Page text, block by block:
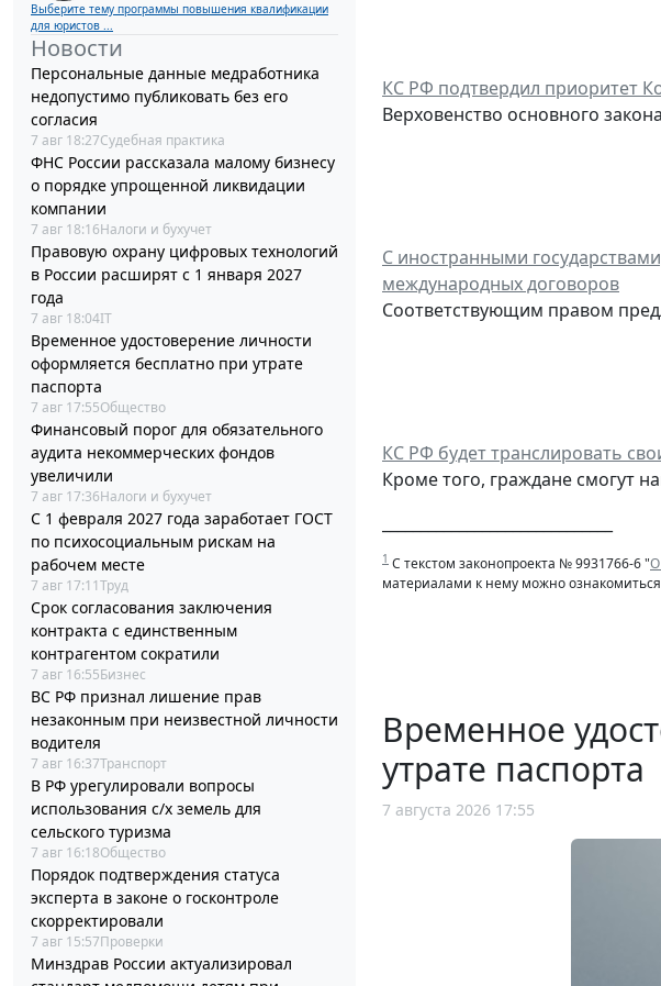
Выберите тему программы повышения квалификации
для юристов ...
Новости
Персональные данные медработника
недопустимо публиковать без его
согласия
7 авг 18:27Судебная практика
ФНС России рассказала малому бизнесу
о порядке упрощенной ликвидации
компании
7 авг 18:16Налоги и бухучет
Правовую охрану цифровых технологий
в России расширят с 1 января 2027
года
7 авг 18:04IT
Временное удостоверение личности
оформляется бесплатно при утрате
паспорта
7 авг 17:55Общество
Финансовый порог для обязательного
аудита некоммерческих фондов
увеличили
7 авг 17:36Налоги и бухучет
С 1 февраля 2027 года заработает ГОСТ
по психосоциальным рискам на
рабочем месте
7 авг 17:11Труд
Срок согласования заключения
контракта с единственным
контрагентом сократили
7 авг 16:55Бизнес
ВС РФ признал лишение прав
незаконным при неизвестной личности
водителя
7 авг 16:37Транспорт
В РФ урегулировали вопросы
использования с/х земель для
сельского туризма
7 авг 16:18Общество
Порядок подтверждения статуса
эксперта в законе о госконтроле
скорректировали
7 авг 15:57Проверки
Минздрав России актуализировал
КС РФ подтвердил приоритет
Верховенство основного
С иностранными
международных договоров
Соответствующим правом
КС РФ будет транслировать
Кроме того, граждане смогут
1 С текстом законопроекта № 9931766-6 "О
материалами к нему можно
Временное
утрате паспорта
7 августа 2026 17:55